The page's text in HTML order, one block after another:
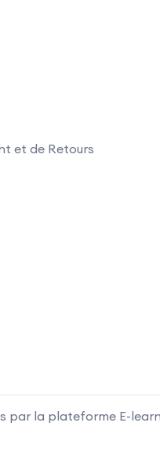
et de Retours
par la plateforme E-